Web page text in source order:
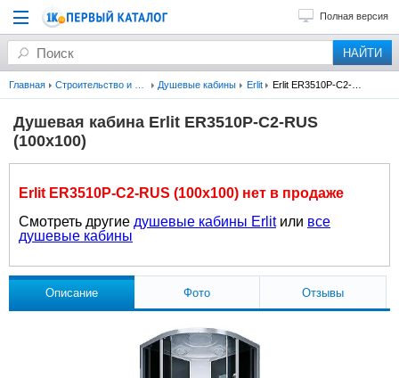
Полная версия
Главная Душевые кабины Erlit Erlit ER3510P-C2-RUS (100х100)
Душевая кабина Erlit ER3510P-C2-RUS
(100х100)
Erlit ER3510P-C2-RUS (100х100) нет в продаже
Смотреть другие душевые кабины Erlitили все
душевые кабины
Описание Фото Отзывы